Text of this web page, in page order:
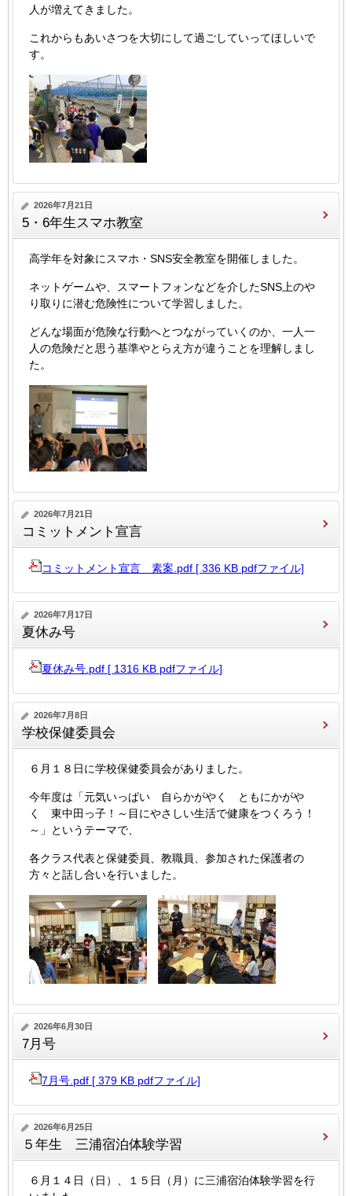
人が増えてきました。
これからもあいさつを大切にして過ごしていってほしいで
す。
2026年7月21日
5・6年生スマホ教室
高学年を対象にスマホ・SNS安全教室を開催しました。
ネットゲームや、スマートフォンなどを介したSNS上のや
り取りに潜む危険性について学習しました。
どんな場面が危険な行動へとつながっていくのか、一人一
人の危険だと思う基準やとらえ方が違うことを理解しまし
た。
2026年7月21日
コミットメント宣言
コミットメント宣言 素案.pdf [ 336 KB pdfファイル]
2026年7月17日
夏休み号
夏休み号.pdf [ 1316 KB pdfファイル]
2026年7月8日
学校保健委員会
６月１８日に学校保健委員会がありました。
今年度は「元気いっぱい 自らかがやく ともにかがや
く 東中田っ子！～目にやさしい生活で健康をつくろう！
～」というテーマで、
各クラス代表と保健委員、教職員、参加された保護者の
方々と話し合いを行いました。
2026年6月30日
7月号
7月号.pdf [ 379 KB pdfファイル]
2026年6月25日
５年生 三浦宿泊体験学習
６月１４日（日）、１５日（月）に三浦宿泊体験学習を行